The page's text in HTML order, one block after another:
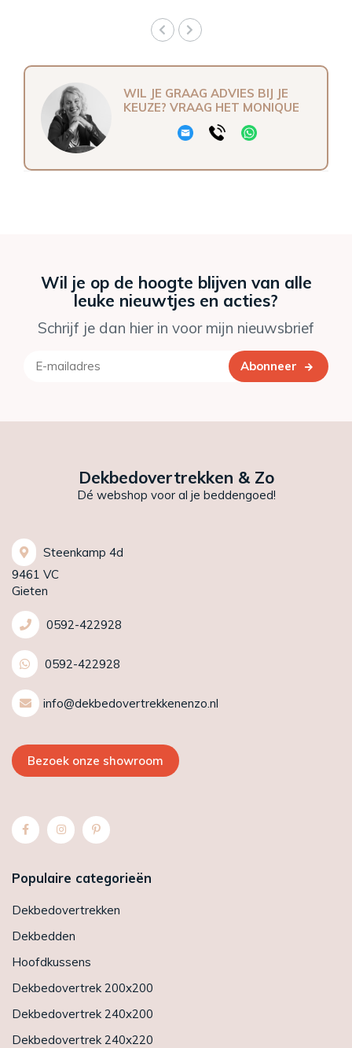
WIL JE GRAAG ADVIES BIJ JE
KEUZE? VRAAG HET MONIQUE
Wil je op de hoogte blijven van alle
leuke nieuwtjes en acties?
Schrijf je dan hier in voor mijn nieuwsbrief
Abonneer
Dekbedovertrekken & Zo
Dé webshop voor al je beddengoed!
Steenkamp 4d
9461 VC
Gieten
0592-422928
0592-422928
info@dekbedovertrekkenenzo.nl
Bezoek onze showroom
Populaire categorieën
Dekbedovertrekken
Dekbedden
Hoofdkussens
Dekbedovertrek 200x200
Dekbedovertrek 240x200
Dekbedovertrek 240x220